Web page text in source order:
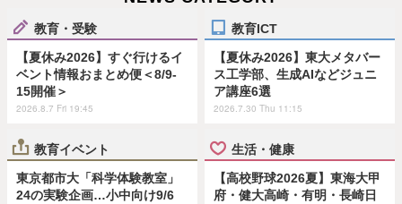
教育・受験
【夏休み2026】すぐ行けるイ
ベント情報おまとめ便＜8/9-
15開催＞
2026.8.7 Fri 19:45
教育ICT
【夏休み2026】東大メタバー
ス工学部、生成AIなどジュニ
ア講座6選
2026.7.30 Thu 11:15
教育イベント
東京都市大「科学体験教室」
24の実験企画…小中向け9/6
生活・健康
【高校野球2026夏】東海大甲
府・健大高崎・有明・長崎日